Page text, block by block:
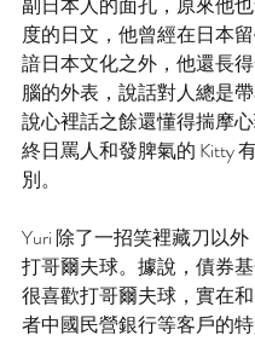
度的日文，他曾經在日本
諳日本文化之外，他還長
腦的外表，說話對人總是
說心裡話之餘還懂得揣摩
終日罵人和發脾氣的 Kitty
別。
Yuri 除了一招笑裡藏刀以
打哥爾夫球。據說，債券
很喜歡打哥爾夫球，實在
者中國民營銀行等客戶的